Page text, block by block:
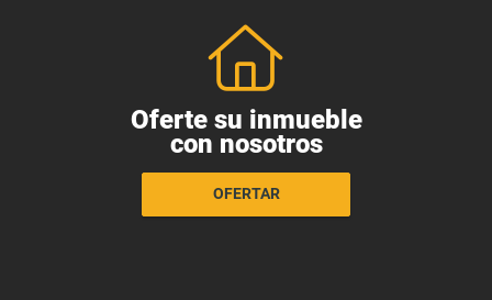
Oferte su inmueble
con nosotros
OFERTAR